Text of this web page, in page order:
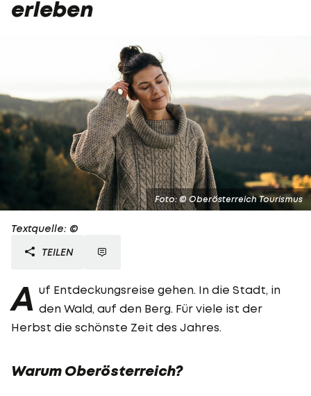
erleben
Foto: © Oberösterreich Tourismus
Textquelle: ©
TEILEN
A uf Entdeckungsreise gehen. In die Stadt, in
den Wald, auf den Berg. Für viele ist der
Herbst die schönste Zeit des Jahres.
Warum Oberösterreich?